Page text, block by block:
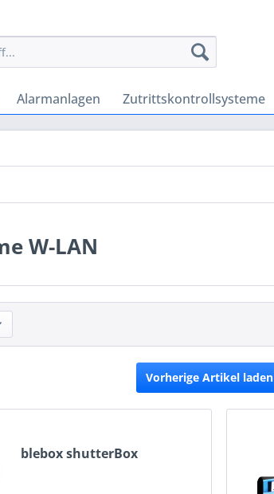
Alarmanlagen Zutrittskontrollsysteme
W-LAN
Vorherige Artikel laden
blebox shutterBox